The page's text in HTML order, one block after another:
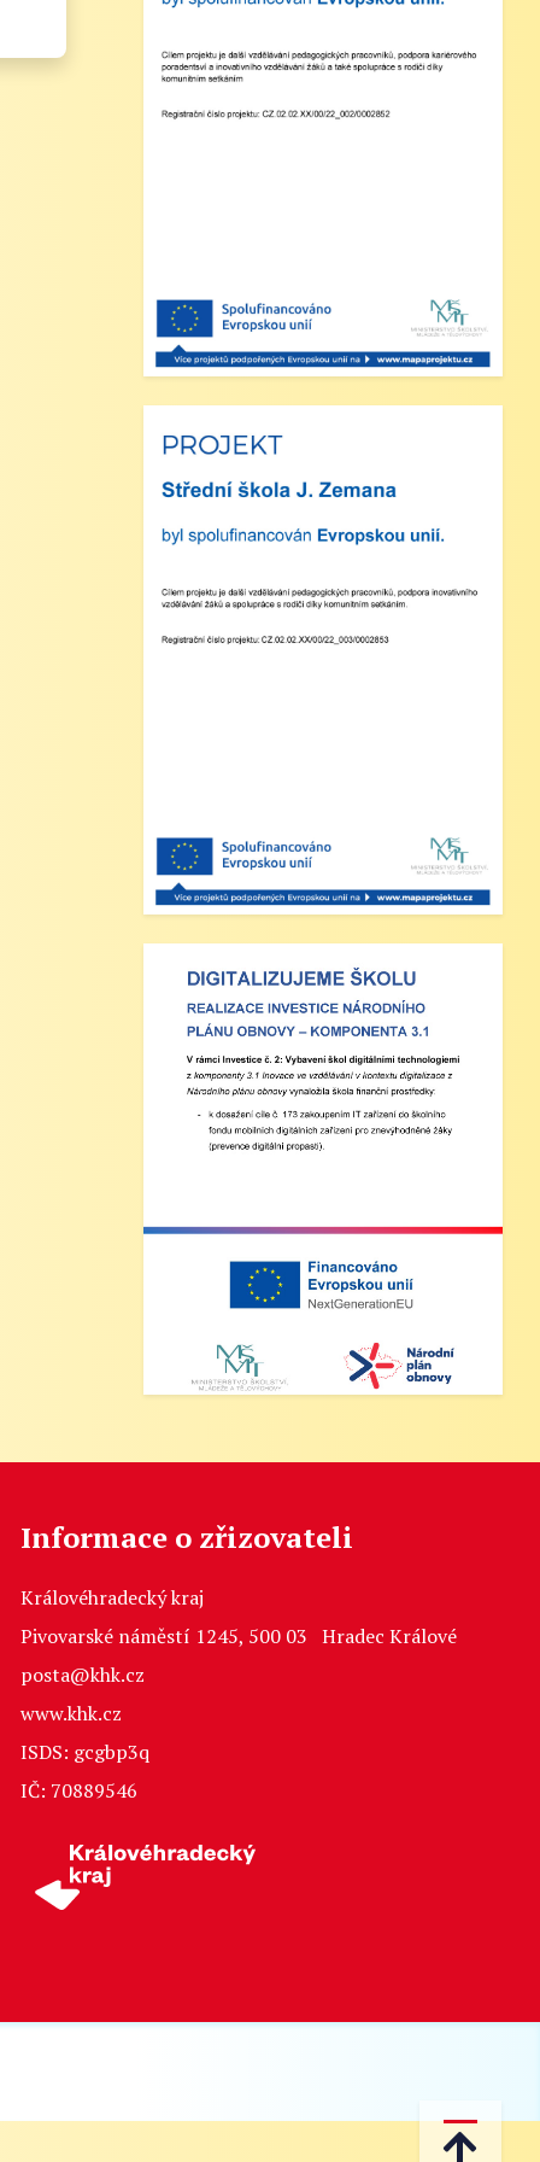
Informace o zřizovateli
Královéhradecký kraj
Pivovarské náměstí 1245, 500 03 Hradec Králové
posta@khk.cz
www.khk.cz
ISDS: gcgbp3q
IČ: 70889546